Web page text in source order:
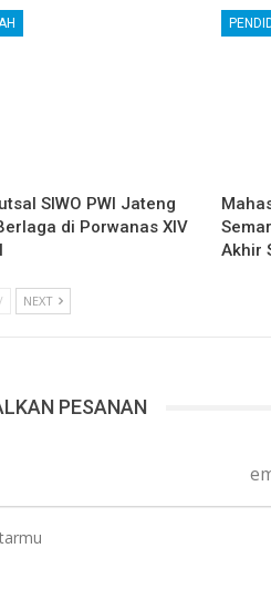
SIWO PWI Jateng
di Porwanas XIV
Akhir
NEXT
PESANAN